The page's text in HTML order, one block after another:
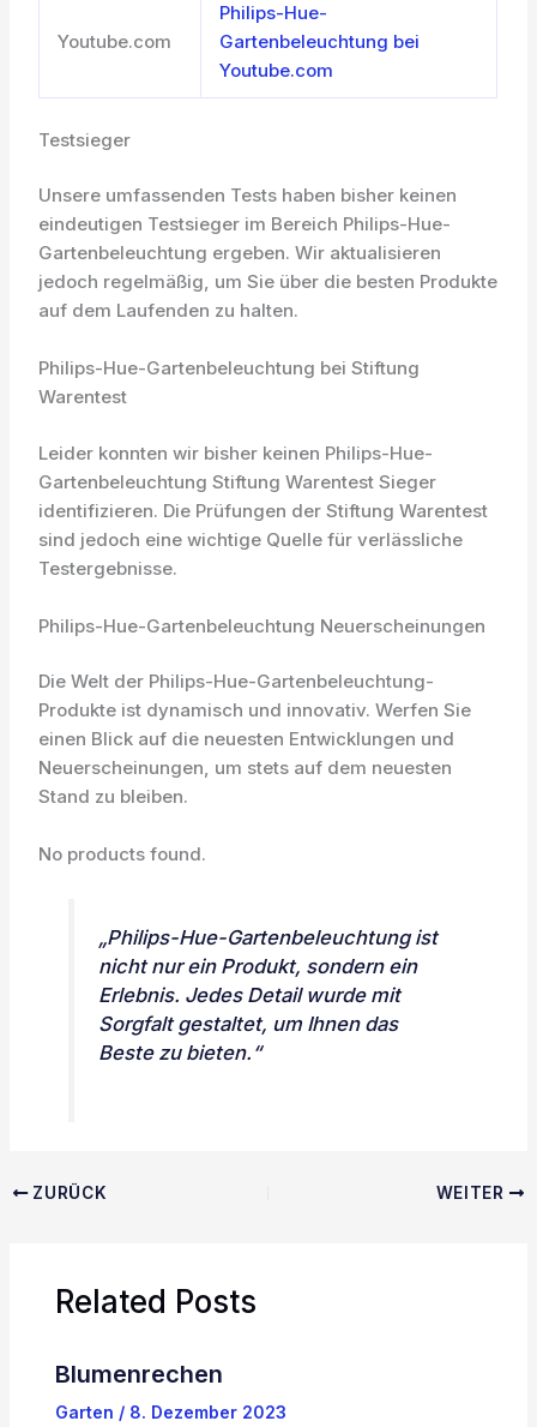
Youtube.com
Philips-Hue-
Gartenbeleuchtung bei
Youtube.com
Testsieger
Unsere umfassenden Tests haben bisher keinen
eindeutigen Testsieger im Bereich Philips-Hue-
Gartenbeleuchtung ergeben. Wir aktualisieren
jedoch regelmäßig, um Sie über die besten Produkte
auf dem Laufenden zu halten.
Philips-Hue-Gartenbeleuchtung bei Stiftung
Warentest
Leider konnten wir bisher keinen Philips-Hue-
Gartenbeleuchtung Stiftung Warentest Sieger
identifizieren. Die Prüfungen der Stiftung Warentest
sind jedoch eine wichtige Quelle für verlässliche
Testergebnisse.
Philips-Hue-Gartenbeleuchtung Neuerscheinungen
Die Welt der Philips-Hue-Gartenbeleuchtung-
Produkte ist dynamisch und innovativ. Werfen Sie
einen Blick auf die neuesten Entwicklungen und
Neuerscheinungen, um stets auf dem neuesten
Stand zu bleiben.
No products found.
„Philips-Hue-Gartenbeleuchtung ist
nicht nur ein Produkt, sondern ein
Erlebnis. Jedes Detail wurde mit
Sorgfalt gestaltet, um Ihnen das
Beste zu bieten.“
ZURÜCK WEITER
Related Posts
Blumenrechen
Garten / 8. Dezember 2023